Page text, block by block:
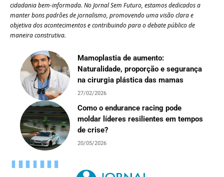
cidadania bem-informada. No Jornal Sem Futuro, estamos dedicados a
manter bons padrões de jornalismo, promovendo uma visão clara e
objetiva dos acontecimentos e contribuindo para o debate público de
maneira construtiva.
Mamoplastia de aumento:
Naturalidade, proporção e segurança
na cirurgia plástica das mamas
27/02/2026
Como o endurance racing pode
moldar líderes resilientes em tempos
de crise?
20/05/2026